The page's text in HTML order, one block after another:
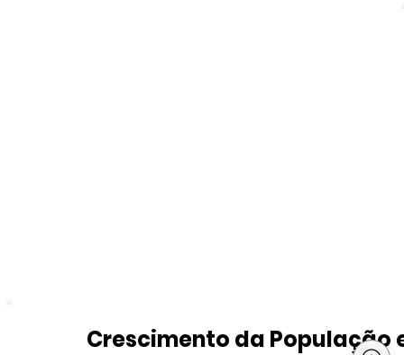
Crescimento da População